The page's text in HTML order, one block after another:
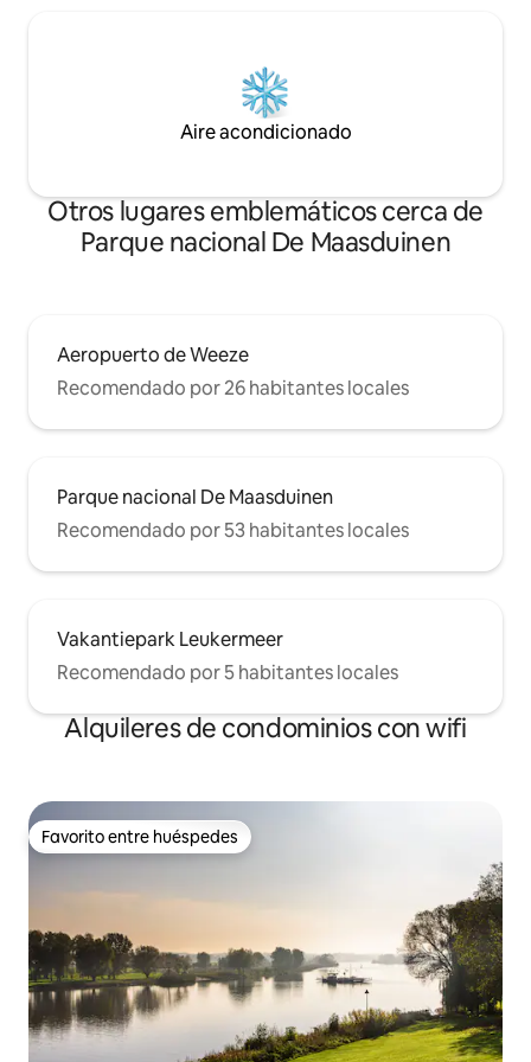
Aire acondicionado
Otros lugares emblemáticos cerca de
Parque nacional De Maasduinen
Aeropuerto de Weeze
Recomendado por 26 habitantes locales
Parque nacional De Maasduinen
Recomendado por 53 habitantes locales
Vakantiepark Leukermeer
Recomendado por 5 habitantes locales
Alquileres de condominios con wifi
Favorito entre huéspedes
Favorito entre huéspedes